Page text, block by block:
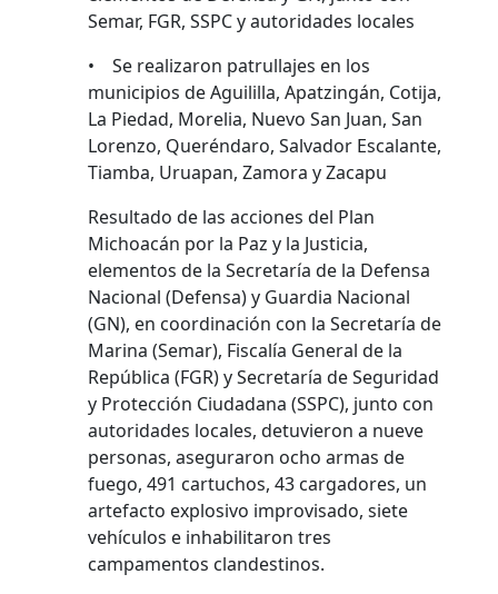
Semar, FGR, SSPC y autoridades locales
• Se realizaron patrullajes en los
municipios de Aguililla, Apatzingán, Cotija,
La Piedad, Morelia, Nuevo San Juan, San
Lorenzo, Queréndaro, Salvador Escalante,
Tiamba, Uruapan, Zamora y Zacapu
Resultado de las acciones del Plan
Michoacán por la Paz y la Justicia,
elementos de la Secretaría de la Defensa
Nacional (Defensa) y Guardia Nacional
(GN), en coordinación con la Secretaría de
Marina (Semar), Fiscalía General de la
República (FGR) y Secretaría de Seguridad
y Protección Ciudadana (SSPC), junto con
autoridades locales, detuvieron a nueve
personas, aseguraron ocho armas de
fuego, 491 cartuchos, 43 cargadores, un
artefacto explosivo improvisado, siete
vehículos e inhabilitaron tres
campamentos clandestinos.